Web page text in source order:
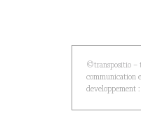
©transpositio –
communication
developpement :